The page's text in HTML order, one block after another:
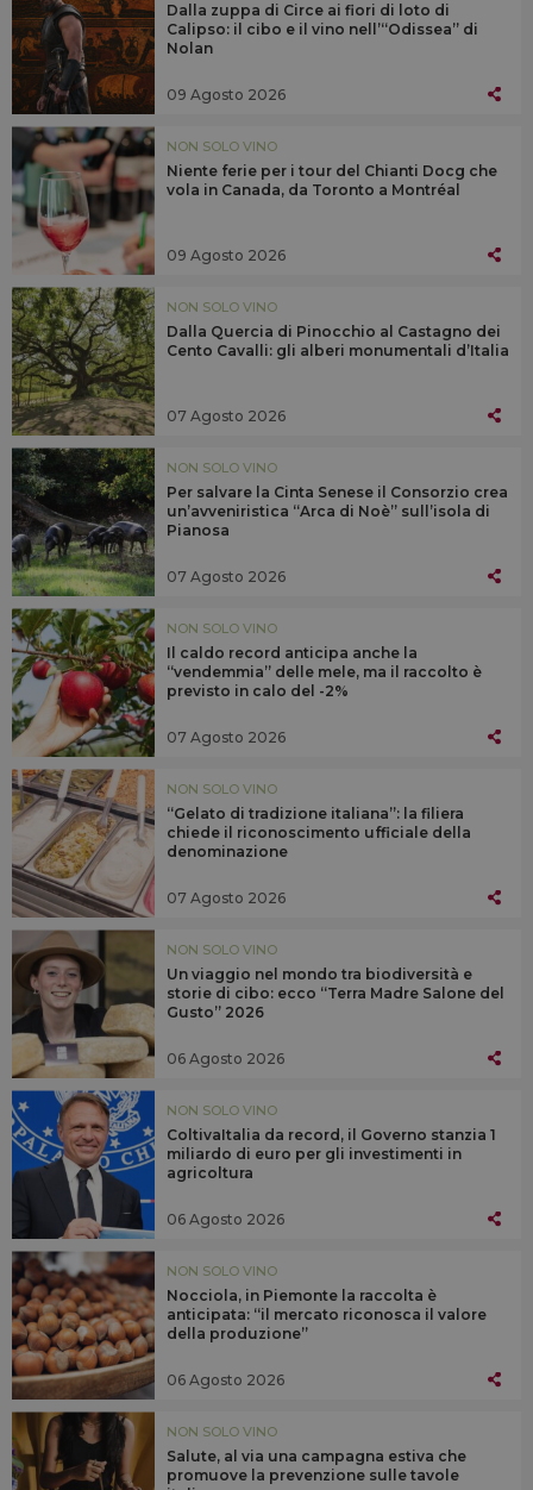
Dalla zuppa di Circe ai fiori di loto di
Calipso: il cibo e il vino nell’“Odissea” di
Nolan
09 Agosto 2026
NON SOLO VINO
Niente ferie per i tour del Chianti Docg che
vola in Canada, da Toronto a Montréal
09 Agosto 2026
NON SOLO VINO
Dalla Quercia di Pinocchio al Castagno dei
Cento Cavalli: gli alberi monumentali d’Italia
07 Agosto 2026
NON SOLO VINO
Per salvare la Cinta Senese il Consorzio crea
un’avveniristica “Arca di Noè” sull’isola di
Pianosa
07 Agosto 2026
NON SOLO VINO
Il caldo record anticipa anche la
“vendemmia” delle mele, ma il raccolto è
previsto in calo del -2%
07 Agosto 2026
NON SOLO VINO
“Gelato di tradizione italiana”: la filiera
chiede il riconoscimento ufficiale della
denominazione
07 Agosto 2026
NON SOLO VINO
Un viaggio nel mondo tra biodiversità e
storie di cibo: ecco “Terra Madre Salone del
Gusto” 2026
06 Agosto 2026
NON SOLO VINO
ColtivaItalia da record, il Governo stanzia 1
miliardo di euro per gli investimenti in
agricoltura
06 Agosto 2026
NON SOLO VINO
Nocciola, in Piemonte la raccolta è
anticipata: “il mercato riconosca il valore
della produzione”
06 Agosto 2026
NON SOLO VINO
Salute, al via una campagna estiva che
promuove la prevenzione sulle tavole